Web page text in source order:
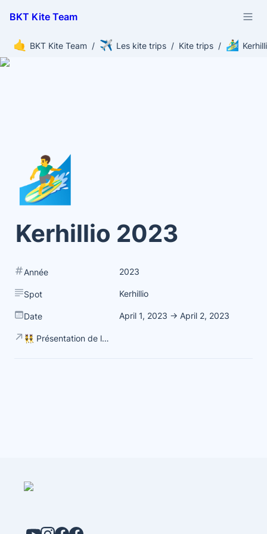
BKT Kite Team
🤙 BKT Kite Team / ✈️ Les kite trips / Kite trips / 🏄‍♂️
🏄‍♂️
Kerhillio 2023
Année 2023
Spot Kerhillio
Date April 1, 2023 → April 2, 2023
👯 Présentation de la team